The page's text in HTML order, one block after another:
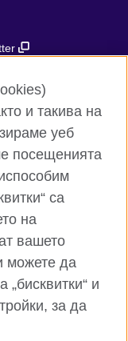
на
и такива на
уеб
посещенията
са
на
вашето
можете да
и
за да